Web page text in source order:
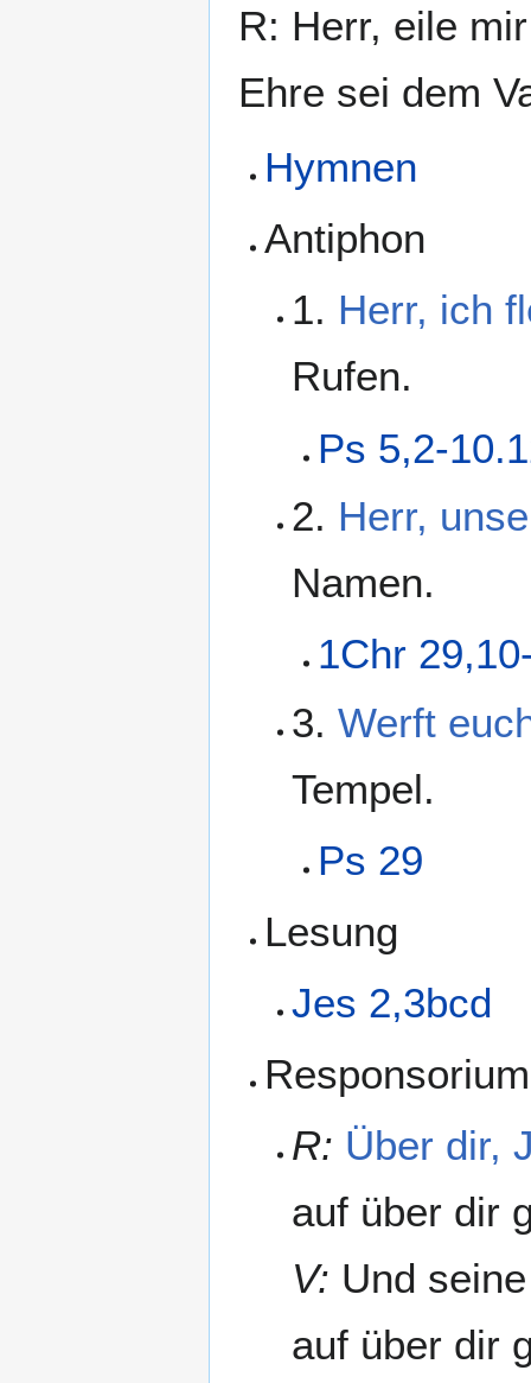
R: Herr, eile
Ehre sei dem
Hymnen
Antiphon
1. Herr, ich
Rufen.
Ps 5,2-
2. Herr,
Namen.
1Chr
3. Werft
Tempel.
Ps 29
Lesung
Jes 2,3bcd
Responsorium
R: Über dir,
auf über dir
V: Und
auf über dir